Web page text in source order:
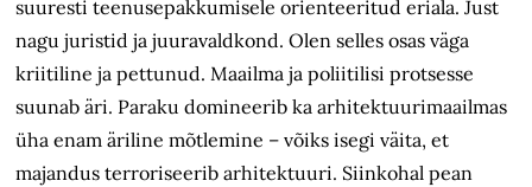
suuresti teenusepakkumisele orienteeritud eriala. Just
nagu juristid ja juuravaldkond. Olen selles osas väga
kriitiline ja pettunud. Maailma ja poliitilisi protsesse
suunab äri. Paraku domineerib ka arhitektuurimaailmas
üha enam äriline mõtlemine – võiks isegi väita, et
majandus terroriseerib arhitektuuri. Siinkohal pean